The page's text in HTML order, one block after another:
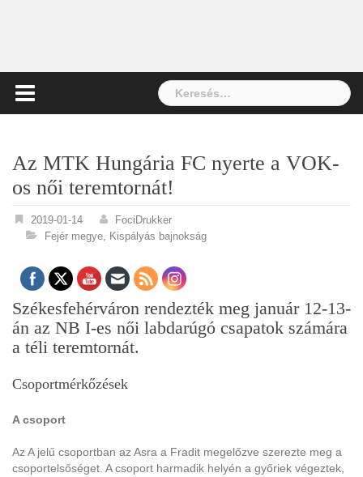
Keresés:
Az MTK Hungária FC nyerte a VOK-
os női teremtornát!
2019-01-14
FociDrukker
Fejér megye, Kispályás bajnokság
Székesfehérváron rendezték meg január 12-13-
án az NB I-es női labdarúgó csapatok számára
a téli teremtornát.
Csoportmérkőzések
A csoport
Az A jelű csoportban az Asra a Fradit megelőzve szerezte meg a
csoportelsőséget. A csoport harmadik helyén a győriek végeztek,